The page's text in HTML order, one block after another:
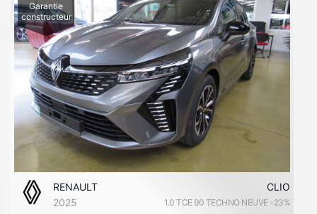
Garantie
constructeur
RENAULT
CLIO
2025
1.0 TCE 90 TECHNO NEUVE -23%